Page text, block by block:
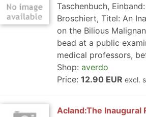
Taschenbuch,
Broschiert, Titel: An
on the Bilious
bead at a public
medical professors,
Shop: averdo
Price: 12.90 EUR excl.
Acland:The Inaugural